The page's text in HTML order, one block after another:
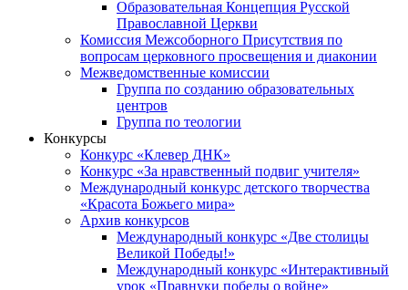
Образовательная Концепция Русской
Православной Церкви
Комиссия Межсоборного Присутствия по
вопросам церковного просвещения и диаконии
Межведомственные комиссии
Группа по созданию образовательных
центров
Группа по теологии
Конкурсы
Конкурс «Клевер ДНК»
Конкурс «За нравственный подвиг учителя»
Международный конкурс детского творчества
«Красота Божьего мира»
Архив конкурсов
Международный конкурс «Две столицы
Великой Победы!»
Международный конкурс «Интерактивный
урок «Правнуки победы о войне»